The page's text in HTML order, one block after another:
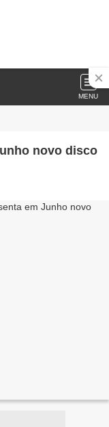
MENU
novo disco